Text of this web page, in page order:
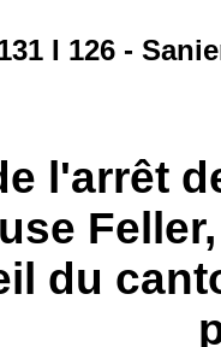
I 126 -
l'arrêt
du